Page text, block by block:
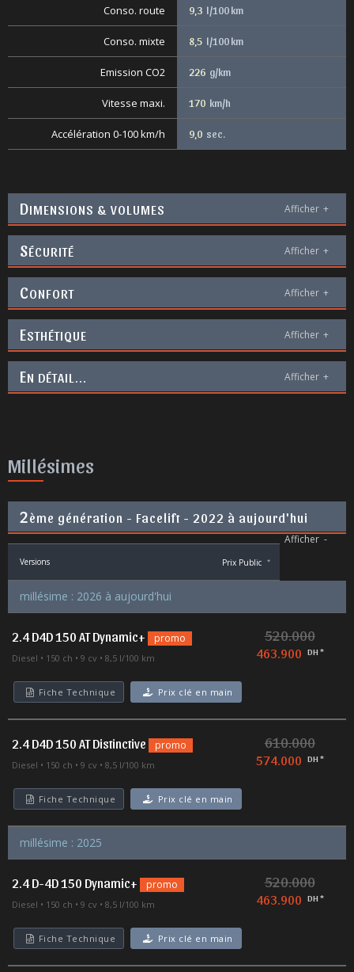
Conso. route 9,3 l/100 km
Conso. mixte 8,5 l/100 km
Emission CO2 226 g/km
Vitesse maxi. 170 km/h
Accélération 0-100 km/h 9,0 sec.
DIMENSIONS & VOLUMES Afficher +
SÉCURITÉ Afficher +
CONFORT Afficher +
ESTHÉTIQUE Afficher +
EN DÉTAIL... Afficher +
Millésimes
2ème génération - Facelift - 2022 à aujourd'hui
Afficher -
Versions Prix Public *
millésime : 2026 à aujourd'hui
2.4 D4D 150 AT Dynamic+ promo
Diesel 150 ch 9 cv 8,5 l/100 km
520.000
463.900 DH *
Fiche Technique Prix clé en main
2.4 D4D 150 AT Distinctive promo
Diesel 150 ch 9 cv 8,5 l/100 km
610.000
574.000 DH *
Fiche Technique Prix clé en main
millésime : 2025
2.4 D-4D 150 Dynamic+ promo
Diesel 150 ch 9 cv 8,5 l/100 km
520.000
463.900 DH *
Fiche Technique Prix clé en main